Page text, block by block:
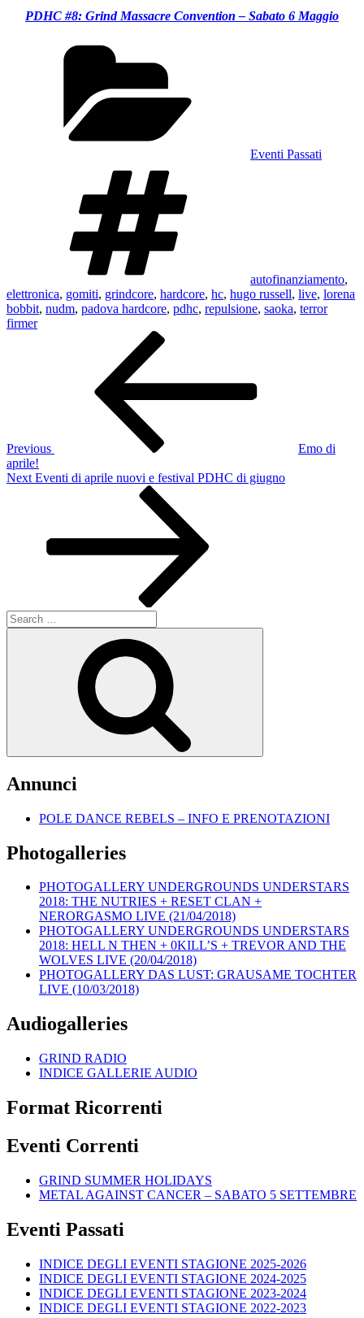
PDHC #8: Grind Massacre Convention – Sabato 6 Maggio
Eventi Passati
autofinanziamento,
elettronica, gomiti, grindcore, hardcore, hc, hugo russell, live, lorena
bobbit, nudm, padova hardcore, pdhc, repulsione, saoka, terror
firmer
Previous
Emo di
aprile!
Next
Next Eventi di aprile nuovi e festival PDHC di giugno
Search
for:
Annunci
POLE DANCE REBELS – INFO E PRENOTAZIONI
Photogalleries
PHOTOGALLERY UNDERGROUNDS UNDERSTARS
2018: THE NUTRIES + RESET CLAN +
NERORGASMO LIVE (21/04/2018)
PHOTOGALLERY UNDERGROUNDS UNDERSTARS
2018: HELL N THEN + 0KILL’S + TREVOR AND THE
WOLVES LIVE (20/04/2018)
PHOTOGALLERY DAS LUST: GRAUSAME TOCHTER
LIVE (10/03/2018)
Audiogalleries
GRIND RADIO
INDICE GALLERIE AUDIO
Format Ricorrenti
Eventi Correnti
GRIND SUMMER HOLIDAYS
METAL AGAINST CANCER – SABATO 5 SETTEMBRE
Eventi Passati
INDICE DEGLI EVENTI STAGIONE 2025-2026
INDICE DEGLI EVENTI STAGIONE 2024-2025
INDICE DEGLI EVENTI STAGIONE 2023-2024
INDICE DEGLI EVENTI STAGIONE 2022-2023